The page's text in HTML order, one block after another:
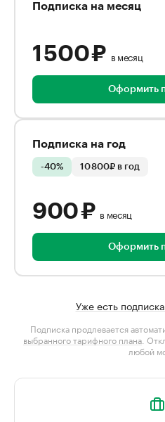
Подписка на месяц
1 500 ₽ в месяц
Оформить
Подписка на год
-40% 10 800₽ в год
900 ₽ в месяц
Оформить
Уже есть
Подписка продлевается
выбранного тарифного плана .
любой